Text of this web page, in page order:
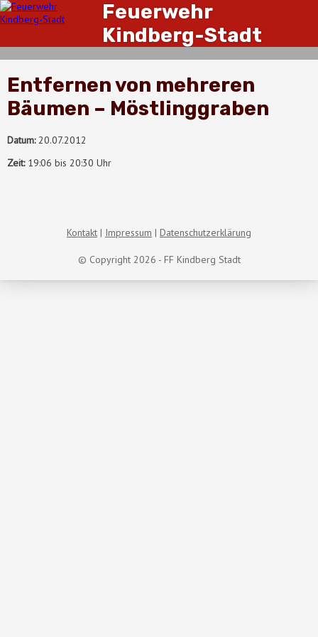
Feuerwehr
Kindberg-Stadt
Entfernen von mehreren
Bäumen – Möstlinggraben
Datum:20.07.2012
Zeit:19:06 bis 20:30 Uhr
© Copyright 2026 - FF Kindberg Stadt
Kontakt Impressum Datenschutzerklärung